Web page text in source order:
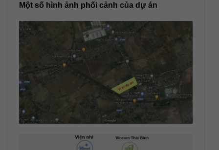
Một số hình ảnh phối cảnh của dự án